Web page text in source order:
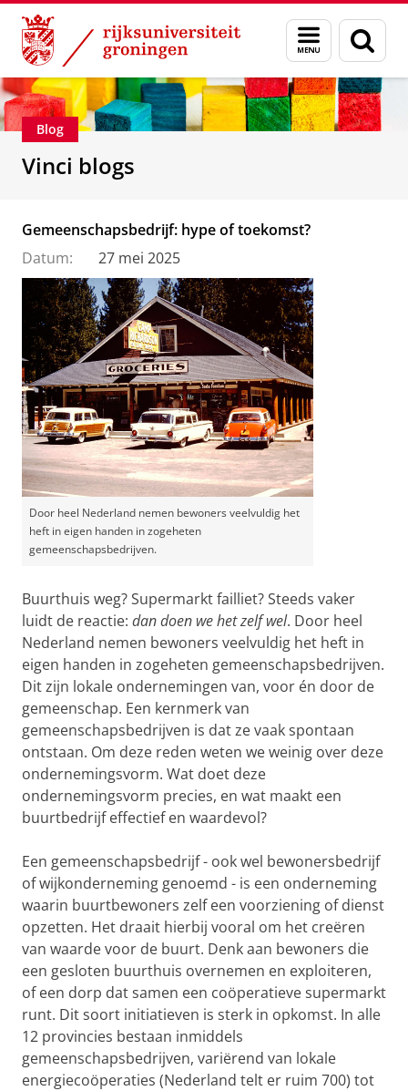
Skip
Content
Skip
Navigation
Menu
en
zoeken
Department of Innovation Management &
Blog
Vinci blogs
Gemeenschapsbedrijf: hype of toekomst?
Datum:
27 mei 2025
Door heel Nederland nemen bewoners veelvuldig het
heft in eigen handen in zogeheten
gemeenschapsbedrijven.
Buurthuis weg? Supermarkt failliet? Steeds vaker
luidt de reactie: dan doen we het zelf wel. Door heel
Nederland nemen bewoners veelvuldig het heft in
eigen handen in zogeheten gemeenschapsbedrijven.
Dit zijn lokale ondernemingen van, voor én door de
gemeenschap. Een kernmerk van
gemeenschapsbedrijven is dat ze vaak spontaan
ontstaan. Om deze reden weten we weinig over deze
ondernemingsvorm. Wat doet deze
ondernemingsvorm precies, en wat maakt een
buurtbedrijf effectief en waardevol?
Een gemeenschapsbedrijf - ook wel bewonersbedrijf
of wijkonderneming genoemd - is een onderneming
waarin buurtbewoners zelf een voorziening of dienst
opzetten. Het draait hierbij vooral om het creëren
van waarde voor de buurt. Denk aan bewoners die
een gesloten buurthuis overnemen en exploiteren,
of een dorp dat samen een coöperatieve supermarkt
runt. Dit soort initiatieven is sterk in opkomst. In alle
12 provincies bestaan inmiddels
gemeenschapsbedrijven, variërend van lokale
energiecoöperaties (Nederland telt er ruim 700) tot